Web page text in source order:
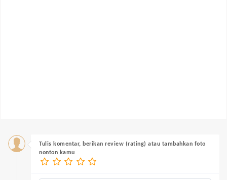
Tulis komentar, berikan review (rating) atau tambahkan foto
nonton kamu